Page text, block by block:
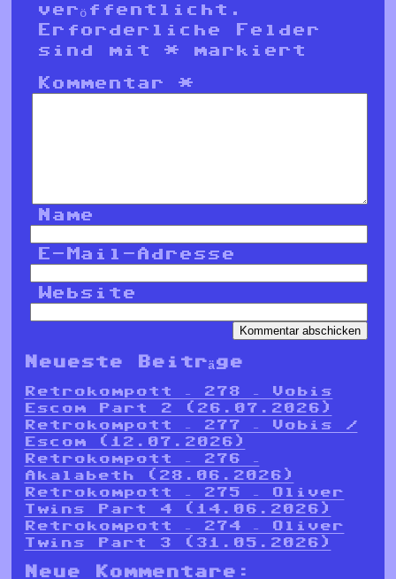
veröffentlicht.
Erforderliche Felder
sind mit* markiert
Kommentar*
Name
E-Mail-Adresse
Website
Neueste Beiträge
Retrokompott – 278 – Vobis
Escom Part 2 (26.07.2026)
Retrokompott – 277 – Vobis /
Escom (12.07.2026)
Retrokompott – 276 –
Akalabeth (28.06.2026)
Retrokompott – 275 – Oliver
Twins Part 4 (14.06.2026)
Retrokompott – 274 – Oliver
Twins Part 3 (31.05.2026)
Neue Kommentare: